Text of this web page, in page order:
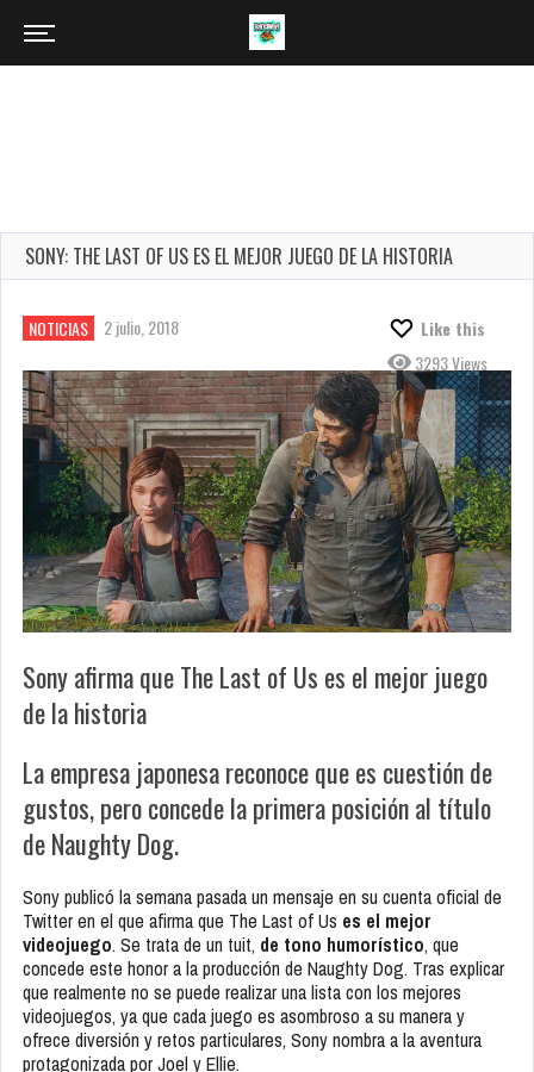
SONY: THE LAST OF US ES EL MEJOR JUEGO DE LA HISTORIA
NOTICIAS 2 julio, 2018
Like this
3293 Views
Sony afirma que The Last of Us es el mejor juego
de la historia
La empresa japonesa reconoce que es cuestión de
gustos, pero concede la primera posición al título
de Naughty Dog.
Sony publicó la semana pasada un mensaje en su cuenta oficial de
Twitter en el que afirma que The Last of Us es el mejor
videojuego. Se trata de un tuit, de tono humorístico, que
concede este honor a la producción de Naughty Dog. Tras explicar
que realmente no se puede realizar una lista con los mejores
videojuegos, ya que cada juego es asombroso a su manera y
ofrece diversión y retos particulares, Sony nombra a la aventura
protagonizada por Joel y Ellie.